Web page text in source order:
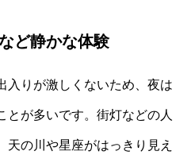
ど静かな体験
入りが激しくないため、夜は
とが多いです。街灯などの人
天の川や星座がはっきり見え